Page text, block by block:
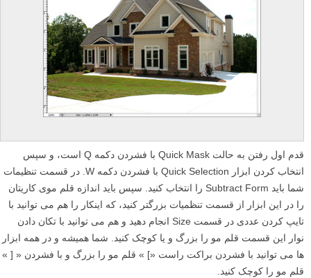
قدم اول رفتن به حالت Quick Mask با فشردن دکمه Q است، و سپس
انتخاب کردن ابزار Quick Selection با فشردن دکمه W. در قسمت تنظیمات
شما باید Subtract Form را انتخاب کنید. سپس باید اندازه قلم موی کاریتان
را در این ابزار از قسمت تنظمیات بزرگتر کنید، که اینکار را هم می توانید با
تایپ کردن عددی در قسمت Size انجام دهید و هم می توانید با تکان دادن
نوار این قسمت قلم مو را بزرگ و یا کوچک کنید. شما همیشه و در همه ابزار
ها می توانید با فشردن براکت راست «] » قلم مو را بزرگ و با فشردن « [ »
قلم مو را کوچک کنید.